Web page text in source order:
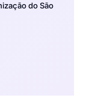
do São